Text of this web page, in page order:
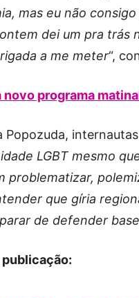
mas eu não
dei um pra trás
a me meter“,
novo programa
Popozuda,
LGBT mesmo
problematizar,
que gíria
de defender
publicação: